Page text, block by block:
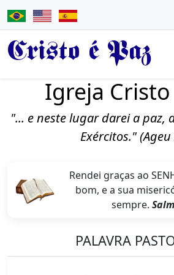
Cristo é Paz
Igreja Cristo
"... e neste lugar darei a paz,
Exércitos." (Ageu
Rendei graças ao
bom, e a sua
sempre.
PALAVRA